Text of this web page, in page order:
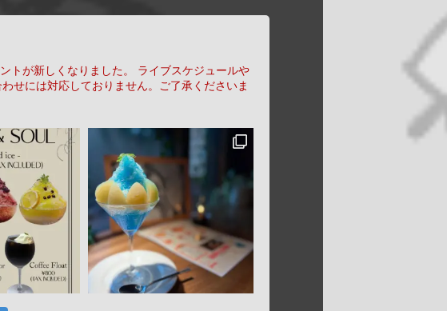
トが新しくなりました。
ライブスケジュールや
せには対応しておりません。ご了承くださいま